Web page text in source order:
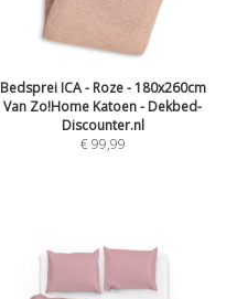
Bedsprei ICA - Roze - 180x260cm
Van Zo!Home Katoen - Dekbed-
Discounter.nl
€99,99